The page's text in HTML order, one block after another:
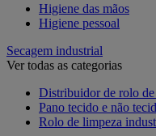
Higiene das mãos
Higiene pessoal
Secagem industrial
Ver todas as categorias
Distribuidor de rolo
Pano tecido e não
Rolo de limpeza